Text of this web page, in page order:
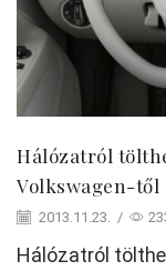
Hálózatról
Volkswagen-től
2013.11.23. /
Hálózatról